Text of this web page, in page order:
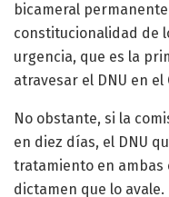
bicameral
constitucionalidad de
urgencia, que es la
atravesar el DNU en el
No obstante, si la
en diez días, el DNU
tratamiento en ambas
dictamen que lo